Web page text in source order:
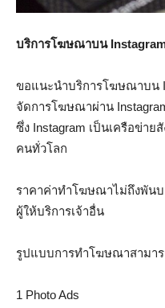
บริการโฆษณาบน
ขอแนะนำบริการโฆษณาบน
จัดการโฆษณาผ่าน
ซึ่ง Instagram เป็นเครือข่า
คนทั่วโลก
ราคาค่าทำโฆษณาไม่ถึงพันบ
ผู้ให้บริการเจ้าอื่น
รูปแบบการทำโฆษณาสามา
1 Photo Ads